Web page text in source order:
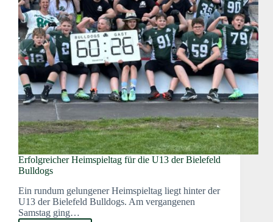
Erfolgreicher Heimspieltag für die U13 der Bielefeld
Bulldogs
Ein rundum gelungener Heimspieltag liegt hinter der
U13 der Bielefeld Bulldogs. Am vergangenen
Samstag ging…